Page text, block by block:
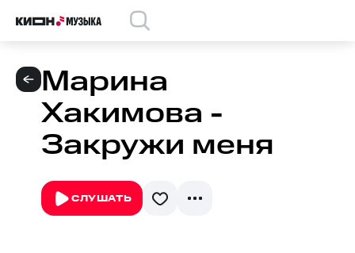
Марина
Хакимова -
Закружи меня
СЛУШАТЬ